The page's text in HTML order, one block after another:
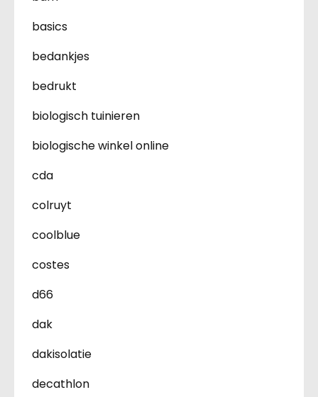
basics
bedankjes
bedrukt
biologisch tuinieren
biologische winkel online
cda
colruyt
coolblue
costes
d66
dak
dakisolatie
decathlon